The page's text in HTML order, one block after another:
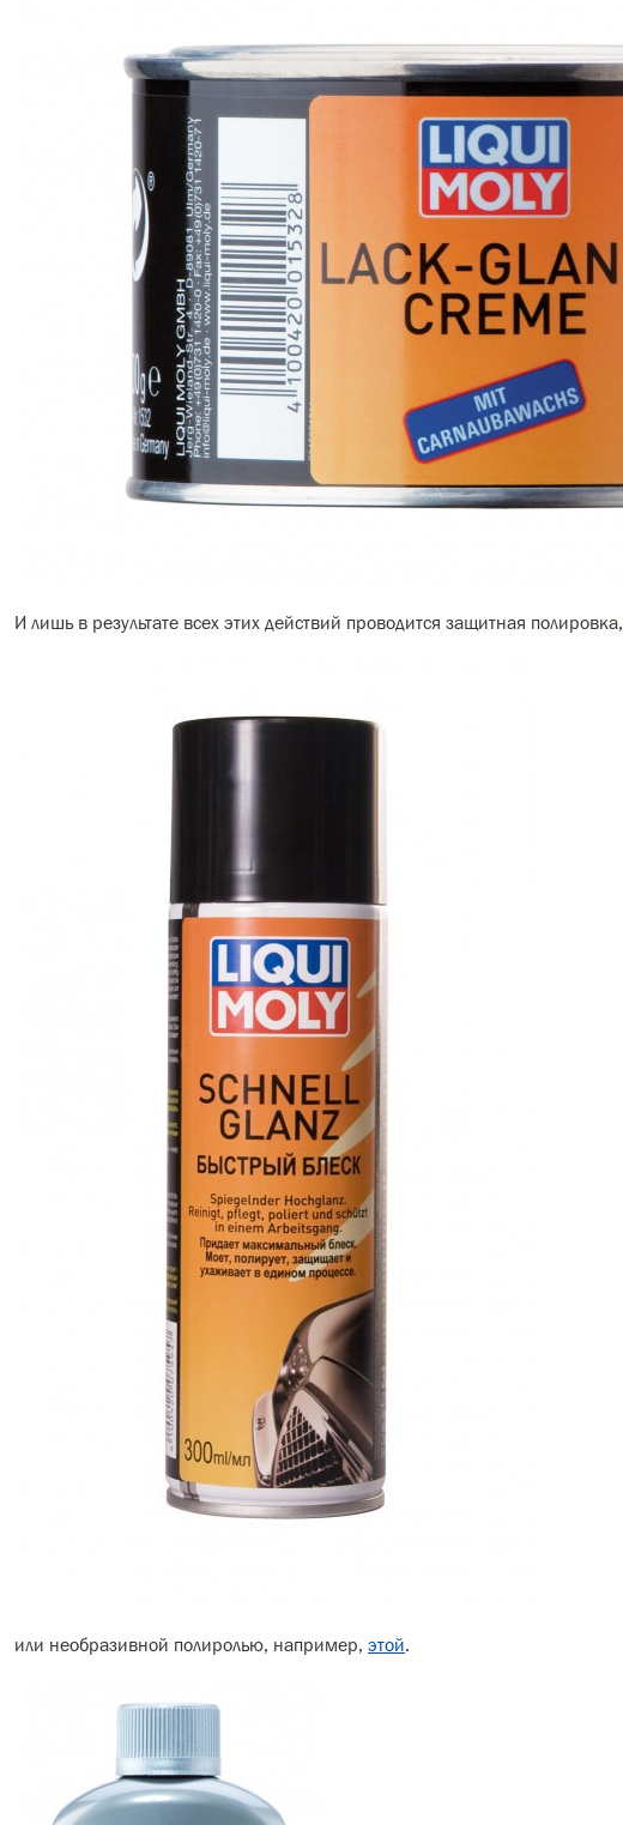
И лишь в результате всех этих действий проводится защитная полировка,
или необразивной полиролью, например, этой.